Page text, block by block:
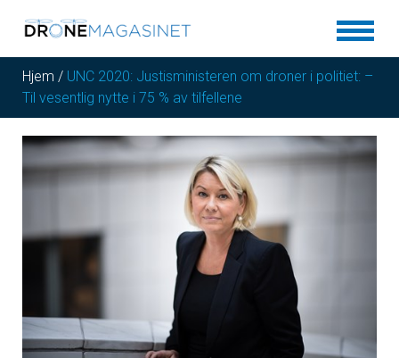
Hjem / UNC 2020: Justisministeren om droner i politiet: –
Til vesentlig nytte i 75 % av tilfellene